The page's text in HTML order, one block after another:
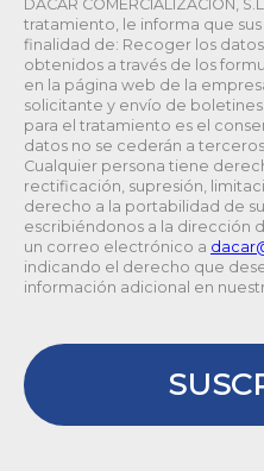
DACAR COMERCIALIZACION,
tratamiento, le informa que
finalidad de: Recoger los
obtenidos a través de los
en la página web de la
solicitante y envío de
para el tratamiento es el
datos no se cederán a
Cualquier persona tiene
rectificación, supresión,
derecho a la portabilidad de
escribiéndonos a la dirección
un correo electrónico a
indicando el derecho que
información adicional en